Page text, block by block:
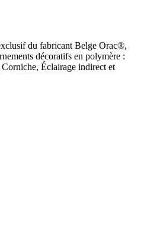
du fabricant Belge Orac®,
décoratifs en polymère :
Éclairage indirect et